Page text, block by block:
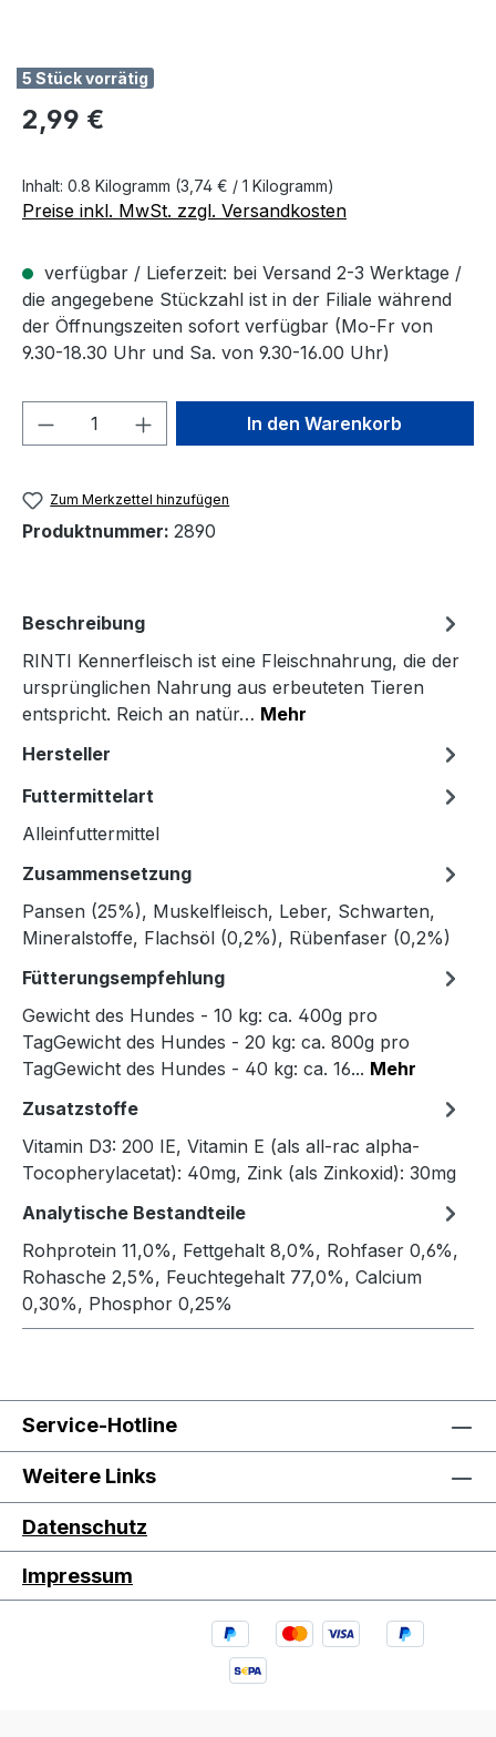
5 Stück vorrätig
Regulärer Preis:
2,99 €
Inhalt: 0.8 Kilogramm (3,74 € / 1 Kilogramm)
Preise inkl. MwSt. zzgl. Versandkosten
verfügbar / Lieferzeit: bei Versand 2-3 Werktage /
die angegebene Stückzahl ist in der Filiale während
der Öffnungszeiten sofort verfügbar (Mo-Fr von
9.30-18.30 Uhr und Sa. von 9.30-16.00 Uhr)
Produkt Anzahl: Gib denIn den Warenkorb
Zum Merkzettel hinzufügen
Produktnummer: 2890
Beschreibung
RINTI Kennerfleisch ist eine Fleischnahrung, die der
ursprünglichen Nahrung aus erbeuteten Tieren
entspricht. Reich an natür… Mehr
Hersteller
Futtermittelart
Alleinfuttermittel
Zusammensetzung
Pansen (25%), Muskelfleisch, Leber, Schwarten,
Mineralstoffe, Flachsöl (0,2%), Rübenfaser (0,2%)
Fütterungsempfehlung
Gewicht des Hundes - 10 kg: ca. 400g pro
TagGewicht des Hundes - 20 kg: ca. 800g pro
TagGewicht des Hundes - 40 kg: ca. 16... Mehr
Zusatzstoffe
Vitamin D3: 200 IE, Vitamin E (als all-rac alpha-
Tocopherylacetat): 40mg, Zink (als Zinkoxid): 30mg
Analytische Bestandteile
Rohprotein 11,0%, Fettgehalt 8,0%, Rohfaser 0,6%,
Rohasche 2,5%, Feuchtegehalt 77,0%, Calcium
0,30%, Phosphor 0,25%
Service-Hotline
Weitere Links
Datenschutz
Impressum